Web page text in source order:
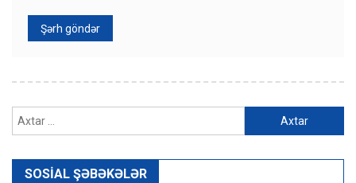
SOSIAL ŞƏBƏKƏLƏR